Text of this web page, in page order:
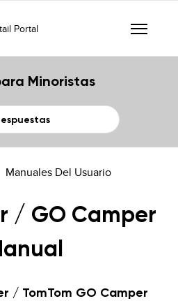
Portal
Minoristas
Manuales Del Usuario
/ GO Camper
/ TomTom GO Camper